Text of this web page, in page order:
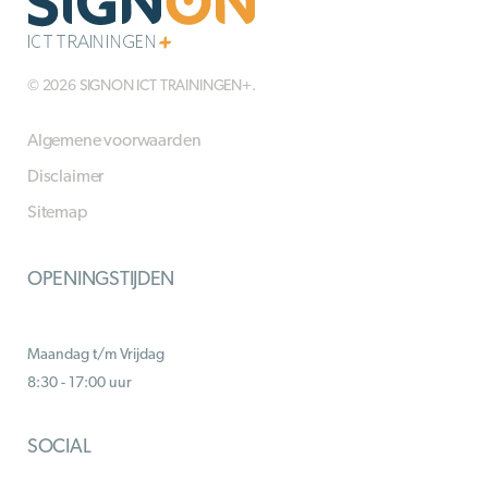
© 2026 SIGNON ICT TRAININGEN+.
Algemene voorwaarden
Disclaimer
Sitemap
OPENINGSTIJDEN
Maandag t/m Vrijdag
8:30 - 17:00 uur
SOCIAL